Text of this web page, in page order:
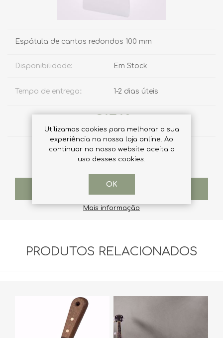
Espátula de cantos redondos 100 mm
Disponibilidade: Em Stock
Tempo de entrega:: 1-2 dias úteis
Qtd:
ADICIONAR AO CARRINHO
PRODUTOS RELACIONADOS
Utilizamos cookies para melhorar a sua
experiência na nossa loja online. Ao
continuar no nosso website aceita o
uso desses cookies.
OK
Mais informação